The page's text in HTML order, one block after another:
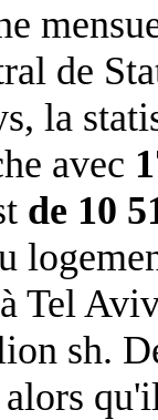
de
la
avec
de 10
Tel
sh.